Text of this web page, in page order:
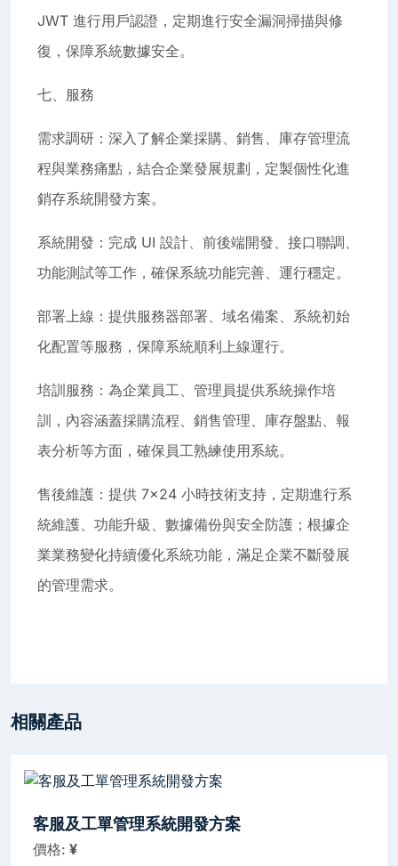
JWT 進行用戶認證，定期進行安全漏洞掃描與修
復，保障系統數據安全。
七、服務
需求調研：深入了解企業採購、銷售、庫存管理流
程與業務痛點，結合企業發展規劃，定製個性化進
銷存系統開發方案。
系統開發：完成 UI 設計、前後端開發、接口聯調、
功能測試等工作，確保系統功能完善、運行穩定。
部署上線：提供服務器部署、域名備案、系統初始
化配置等服務，保障系統順利上線運行。
培訓服務：為企業員工、管理員提供系統操作培
訓，內容涵蓋採購流程、銷售管理、庫存盤點、報
表分析等方面，確保員工熟練使用系統。
售後維護：提供 7×24 小時技術支持，定期進行系
統維護、功能升級、數據備份與安全防護；根據企
業業務變化持續優化系統功能，滿足企業不斷發展
的管理需求。
相關產品
客服及工單管理系統開發方案
價格: ¥